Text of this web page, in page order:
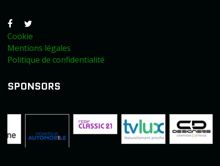
Cookie
Mentions légales
Politique de confidentialité
SPONSORS